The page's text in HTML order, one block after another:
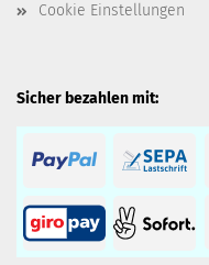
Cookie Einstellungen
Sicher bezahlen mit: